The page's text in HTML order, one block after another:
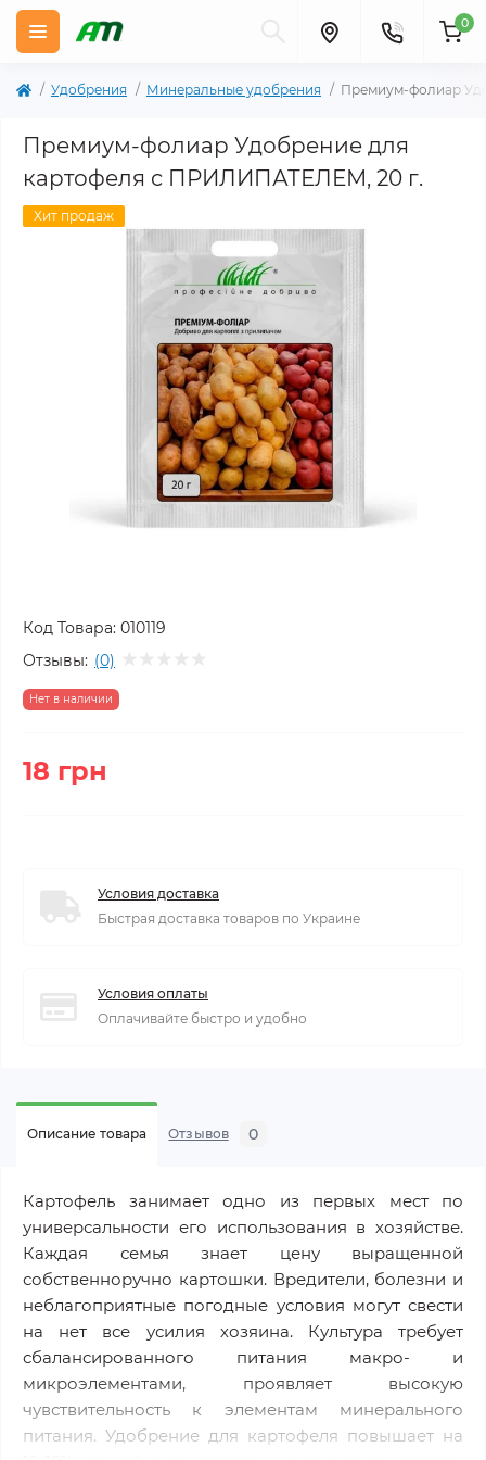
0
Удобрения Минеральные удобрения Премиум-фолиар
Премиум-фолиар Удобрение для
картофеля c ПРИЛИПАТЕЛЕМ, 20 г.
Хит продаж
Код Товара: 010119
Отзывы: (0)
Нет в наличии
18 грн
Условия доставка
Быстрая доставка товаров по Украине
Условия оплаты
Оплачивайте быстро и удобно
Описание товара Отзывов 0
Картофель занимает одно из первых мест по
универсальности его использования в хозяйстве.
Каждая семья знает цену выращенной
собственноручно картошки. Вредители, болезни и
неблагоприятные погодные условия могут свести
на нет все усилия хозяина. Культура требует
сбалансированного питания макро- и
микроэлементами, проявляет высокую
чувствительность к элементам минерального
питания. Удобрение для картофеля повышает на